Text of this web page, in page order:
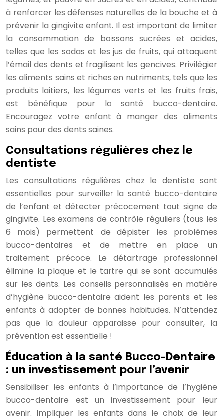
à renforcer les défenses naturelles de la bouche et à
prévenir la gingivite enfant. Il est important de limiter
la consommation de boissons sucrées et acides,
telles que les sodas et les jus de fruits, qui attaquent
l’émail des dents et fragilisent les gencives. Privilégier
les aliments sains et riches en nutriments, tels que les
produits laitiers, les légumes verts et les fruits frais,
est bénéfique pour la santé bucco-dentaire.
Encouragez votre enfant à manger des aliments
sains pour des dents saines.
Consultations régulières chez le
dentiste
Les consultations régulières chez le dentiste sont
essentielles pour surveiller la santé bucco-dentaire
de l’enfant et détecter précocement tout signe de
gingivite. Les examens de contrôle réguliers (tous les
6 mois) permettent de dépister les problèmes
bucco-dentaires et de mettre en place un
traitement précoce. Le détartrage professionnel
élimine la plaque et le tartre qui se sont accumulés
sur les dents. Les conseils personnalisés en matière
d’hygiène bucco-dentaire aident les parents et les
enfants à adopter de bonnes habitudes. N’attendez
pas que la douleur apparaisse pour consulter, la
prévention est essentielle !
Éducation à la santé Bucco-Dentaire
: un investissement pour l’avenir
Sensibiliser les enfants à l’importance de l’hygiène
bucco-dentaire est un investissement pour leur
avenir. Impliquer les enfants dans le choix de leur